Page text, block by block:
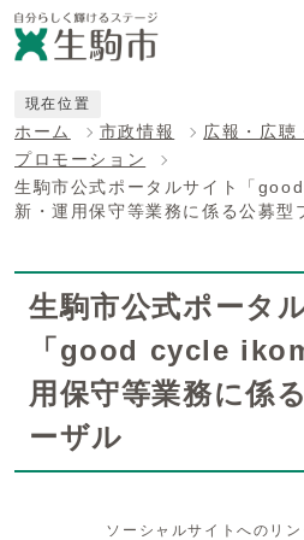
現在位置
ホーム 市政情報
広報・広聴
プロモーション
生駒市公式ポータルサイト「
新・運用保守等業務に係る公募型
生駒市公式ポータ
「good cycle
用保守等業務に係
ーザル
ソーシャルサイトへのリ